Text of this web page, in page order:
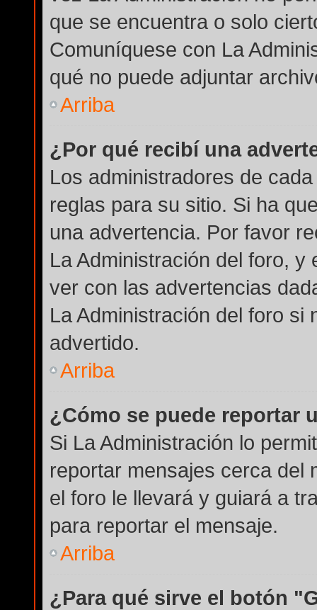
que se encuentra o solo
Comuníquese con La
qué no puede adjuntar
Arriba
¿Por qué recibí una
Los administradores de
reglas para su sitio. Si ha
una advertencia. Por favor
La Administración del foro,
ver con las advertencias
La Administración del foro si
advertido.
Arriba
¿Cómo se puede reportar
Si La Administración lo
reportar mensajes cerca del
el foro le llevará y guiará a
para reportar el mensaje.
Arriba
¿Para qué sirve el botón